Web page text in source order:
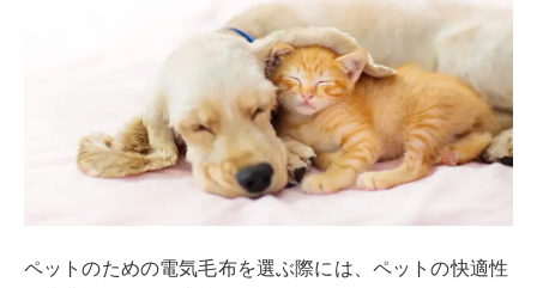
ペットのための電気毛布を選ぶ際には、ペットの快適性